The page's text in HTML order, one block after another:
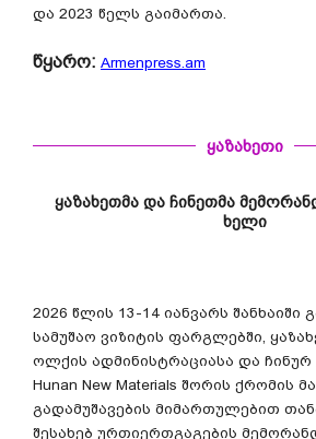
და 2023 წელს გაიმართა.
წყარო: Armenpress.am
ყაზახეთი
ყაზახეთმა და ჩინეთმა
ხელი
2026 წლის 13-14 იანვარს შანხაიში
სამუშაო ვიზიტის ფარგლებში,
ოლქის ადმინისტრაციასა და ჩინურ
Hunan New Materials შორის ქრომის
გადამუშავების მიმართულებით
შესახებ ურთიერთგაგების